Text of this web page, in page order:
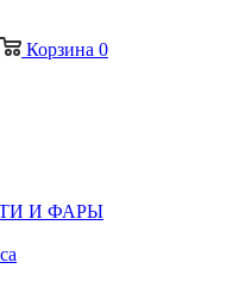
Корзина 0
И ФАРЫ